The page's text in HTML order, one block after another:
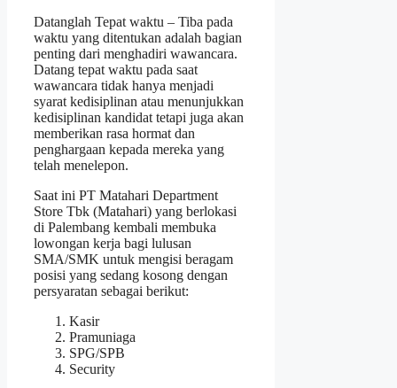
Datanglah Tepat waktu – Tiba pada
waktu yang ditentukan adalah bagian
penting dari menghadiri wawancara.
Datang tepat waktu pada saat
wawancara tidak hanya menjadi
syarat kedisiplinan atau menunjukkan
kedisiplinan kandidat tetapi juga akan
memberikan rasa hormat dan
penghargaan kepada mereka yang
telah menelepon.
Saat ini PT Matahari Department
Store Tbk (Matahari) yang berlokasi
di Palembang kembali membuka
lowongan kerja bagi lulusan
SMA/SMK untuk mengisi beragam
posisi yang sedang kosong dengan
persyaratan sebagai berikut:
Kasir
Pramuniaga
SPG/SPB
Security